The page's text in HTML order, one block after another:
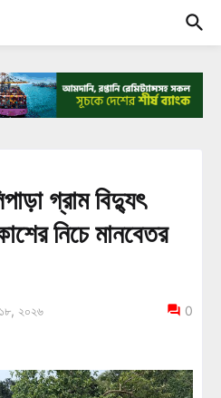
গ্রাম বিদ্যুৎ
নিচে মানবেতর
২০২৬ 0